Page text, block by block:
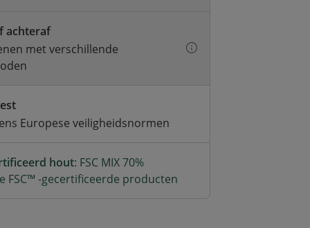
achteraf
met verschillende
Europese veiligheidsnormen
hout: FSC MIX 70%
FSC™ -gecertificeerde producten